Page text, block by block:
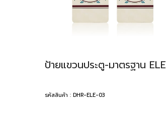
ป้ายแขวนประตู-มาตรฐาน ELE
รหัสสินค้า : DHR-ELE-03